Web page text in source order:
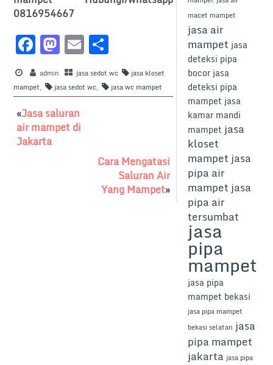
0816954667
F
a
c
e
b
o
M
a
st
o
d
E
m
ai
l
h
ar
e
admin jasa sedot wc
jasa kloset
mampet, jasa sedot wc, jasa wc mampet
«Jasa saluran
air mampet di
Jakarta
Cara Mengatasi
Saluran Air
Yang Mampet»
macet mampet
jasa air
mampet jasa
deteksi pipa
bocor jasa
deteksi pipa
mampet jasa
kamar mandi
mampet jasa
kloset
mampet jasa
pipa air
mampet jasa
pipa air
tersumbat
jasa
pipa
mampet
jasa pipa
mampet bekasi
jasa pipa mampet
bekasi selatan jasa
pipa mampet
jakarta jasa pipa